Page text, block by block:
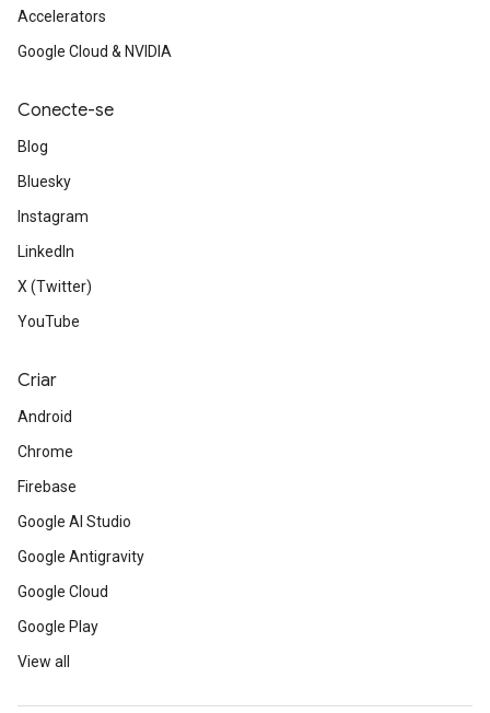
Accelerators
Google Cloud & NVIDIA
Conecte-se
Blog
Bluesky
Instagram
LinkedIn
X (Twitter)
YouTube
Criar
Android
Chrome
Firebase
Google AI Studio
Google Antigravity
Google Cloud
Google Play
View all